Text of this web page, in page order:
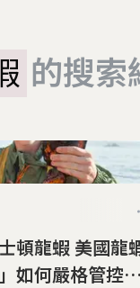
的搜索
美國龍蝦
如何嚴格管控捕